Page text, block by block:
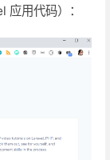
用代码）：